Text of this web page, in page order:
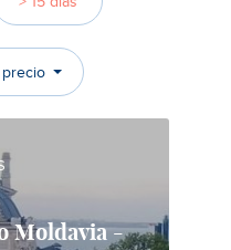
Moldavia -